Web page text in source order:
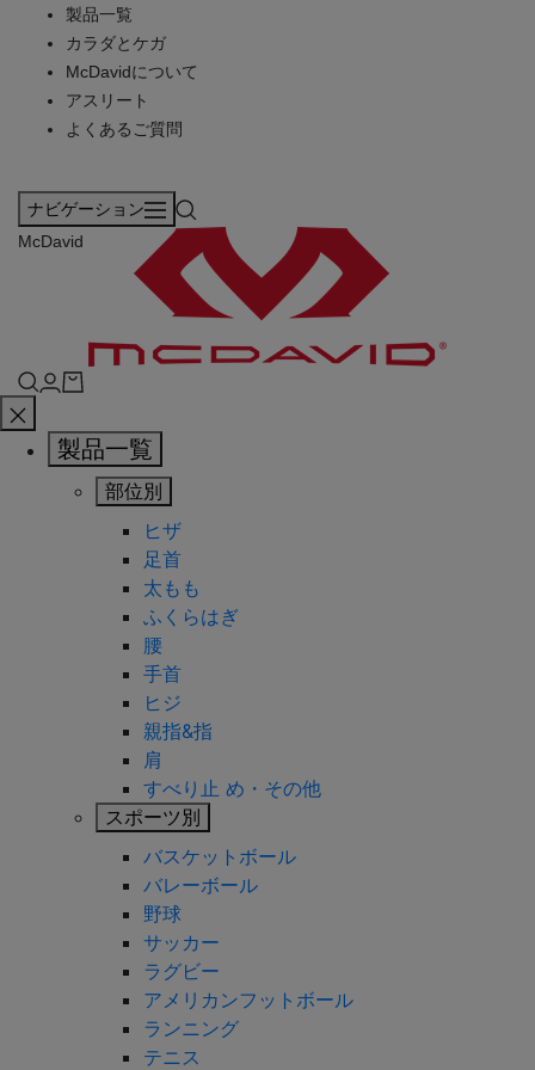
製品一覧
カラダとケガ
McDavidについて
アスリート
よくあるご質問
ナビゲーション
McDavid
製品一覧
部位別
ヒザ
足首
太もも
ふくらはぎ
腰
手首
ヒジ
親指&指
肩
すべり止 め・その他
スポーツ別
バスケットボール
バレーボール
野球
サッカー
ラグビー
アメリカンフットボール
ランニング
テニス